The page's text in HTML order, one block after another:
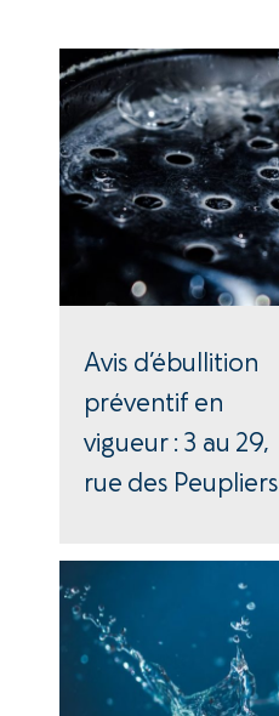
Avis d’ébullition
préventif en
vigueur : 3 au 29,
rue des Peupliers